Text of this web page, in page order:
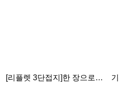
[리플렛 3단접지]한 장으로